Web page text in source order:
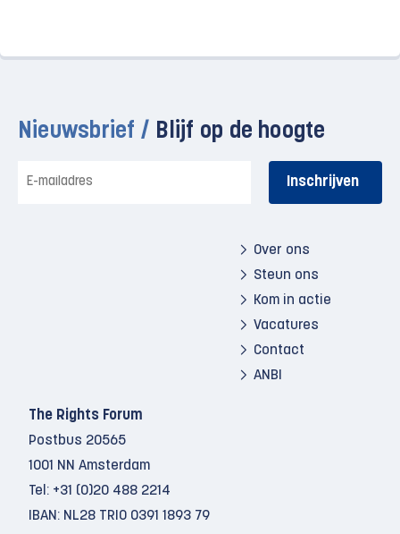
Nieuwsbrief / Blijf op de hoogte
mailadres
Over ons
Steun ons
Kom in actie
Vacatures
Contact
ANBI
The Rights Forum
Postbus 20565
1001 NN Amsterdam
Tel: +31 (0)20 488 2214
IBAN: NL28 TRIO 0391 1893 79